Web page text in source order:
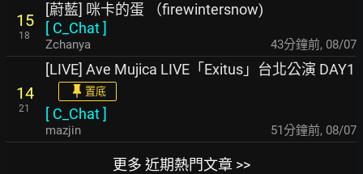
15
18
[蔚藍] 咪卡的蛋 （firewintersnow)
[ C_Chat]
Zchanya 43分鐘前, 08/07
14
21
[LIVE] Ave Mujica LIVE「Exitus」台北公演 DAY1
置底
[ C_Chat]
mazjin 51分鐘前, 08/07
更多 近期熱門文章 >>